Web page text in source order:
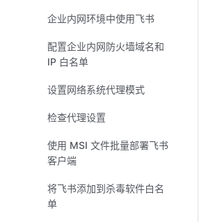
企业内网环境中使用飞书
配置企业内网防火墙域名和
IP 白名单
设置网络系统代理模式
检查代理设置
使用 MSI 文件批量部署飞书
客户端
将飞书添加到杀毒软件白名
单